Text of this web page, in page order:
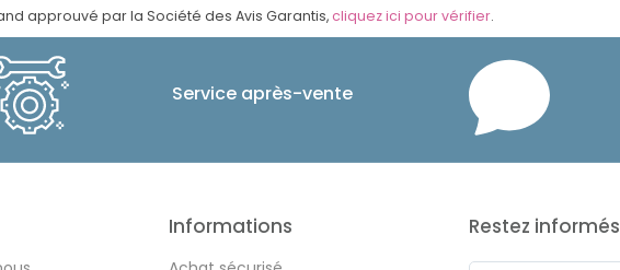
approuvé par la Société des Avis Garantis,cliquez ici pour vérifier.
Service après-vente
Informations Restez informés